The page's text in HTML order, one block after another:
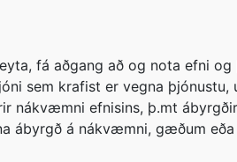
fá aðgang að og nota efni
sem krafist er vegna
nákvæmni efnisins, þ.mt
ábyrgð á nákvæmni, gæðum